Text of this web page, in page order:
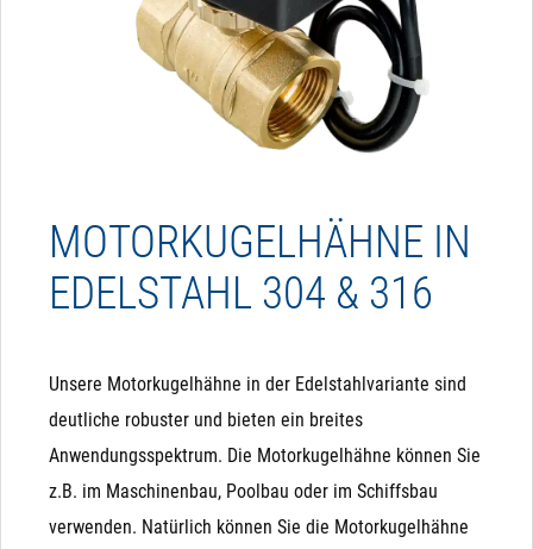
MOTORKUGELHÄHNE IN
EDELSTAHL 304 & 316
Unsere Motorkugelhähne in der Edelstahlvariante sind
deutliche robuster und bieten ein breites
Anwendungsspektrum. Die Motorkugelhähne können Sie
z.B. im Maschinenbau, Poolbau oder im Schiffsbau
verwenden. Natürlich können Sie die Motorkugelhähne